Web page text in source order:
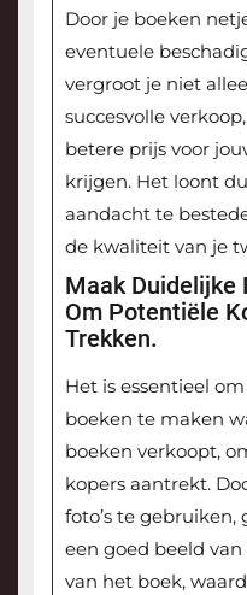
Door je boeken
eventuele
vergroot je niet
succesvolle
betere prijs voor
krijgen. Het loont
aandacht te
de kwaliteit van je
Maak Duidelijke
Om Potentiële
Trekken.
Het is essentieel
boeken te maken
boeken verkoopt,
kopers aantrekt.
foto’s te gebruiken,
een goed beeld
van het boek,